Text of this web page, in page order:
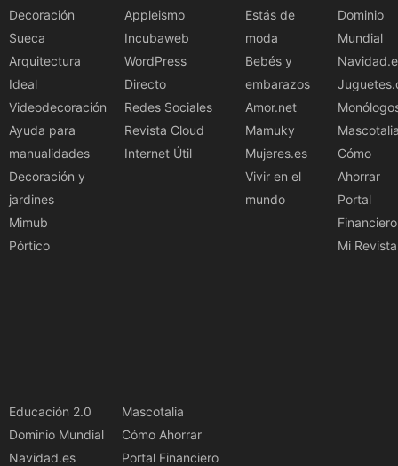
Decoración
Sueca
Arquitectura
Ideal
Videodecoración
Ayuda para
manualidades
Decoración y
jardines
Mimub
Pórtico
Appleismo
Incubaweb
WordPress
Directo
Redes Sociales
Revista Cloud
Internet Útil
Estás de
moda
Bebés y
embarazos
Amor.net
Mamuky
Mujeres.es
Vivir en el
mundo
Dominio
Mundial
Cómo
Ahorrar
Portal
Financiero
Mi Revista
Educación 2.0
Dominio Mundial
Navidad.es
Mascotalia
Cómo Ahorrar
Portal Financiero